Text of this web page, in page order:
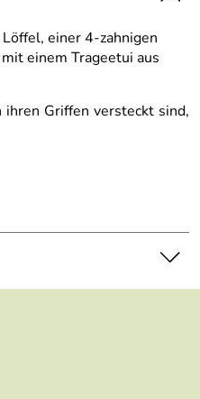
einer 4-zahnigen
einem Trageetui aus
ihren Griffen versteckt sind,